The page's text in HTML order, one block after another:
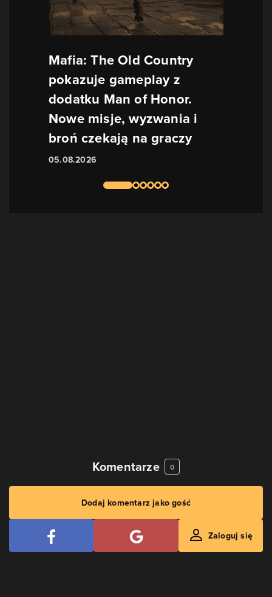
Mafia: The Old Country
pokazuje gameplay z
dodatku Man of Honor.
Nowe misje, wyzwania i
broń czekają na graczy
05.08.2026
Komentarze 0
Dodaj komentarz jako gość
Zaloguj się